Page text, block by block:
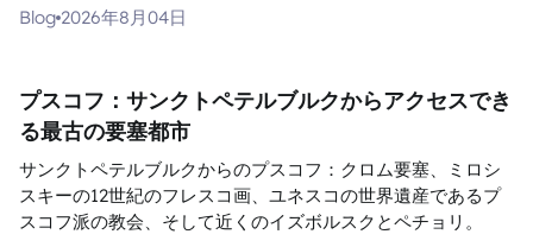
Blog 2026年8月04日
プスコフ：サンクトペテルブルクからアクセスでき
る最古の要塞都市
サンクトペテルブルクからのプスコフ：クロム要塞、ミロシ
スキーの12世紀のフレスコ画、ユネスコの世界遺産であるプ
スコフ派の教会、そして近くのイズボルスクとペチョリ。